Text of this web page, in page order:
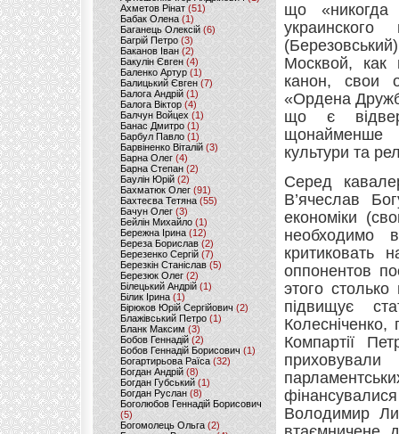
Ахметов Рінат(51)
Бабак Олена(1)
Баганець Олексій(6)
Багрій Петро (3)
Баканов Іван(2)
Бакулін Євген (4)
Баленко Артур(1)
Балицький Євген(7)
Балога Андрій (1)
Балога Віктор (4)
Балчун Войцех (1)
Банас Дмитро (1)
Барбул Павло(1)
Барвіненко Віталій(3)
Барна Олег (4)
Барна Степан (2)
Баулін Юрій (2)
Бахматюк Олег (91)
Бахтеєва Тетяна(55)
Бачун Олег (3)
Бейлін Михайло (1)
Бережна Ірина(12)
Береза Борислав(2)
Березенко Сергій (7)
Березкін Станіслав (5)
Березюк Олег(2)
Білецький Андрій (1)
Білик Ірина (1)
Бірюков Юрій Сергійович (2)
Блажівський Петро (1)
Бланк Максим(3)
Бобов Геннадій (2)
Бобов Геннадій Борисович (1)
Богартирьова Раїса (32)
Богдан Андрій(8)
Богдан Губський (1)
Богдан Руслан(8)
Боголюбов Геннадій Борисович
(5)
Богомолець Ольга (2)
що «никогда
Москвой,
канон, свои
«Ордена
що є
щонайменше
культури та
Серед
В’ячеслав
економіки
необходимо
критиковать
оппонентов
этого
підвищує
Колесніченко,
Компартії
приховували
Володимир